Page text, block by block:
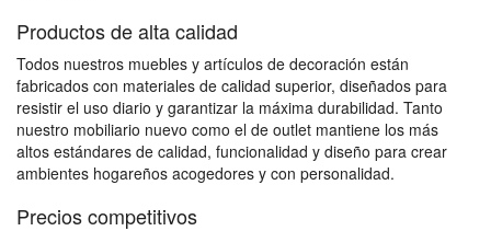
Productos de alta calidad
Todos nuestros muebles y artículos de decoración están
fabricados con materiales de calidad superior, diseñados para
resistir el uso diario y garantizar la máxima durabilidad. Tanto
nuestro mobiliario nuevo como el de outlet mantiene los más
altos estándares de calidad, funcionalidad y diseño para crear
ambientes hogareños acogedores y con personalidad.
Precios competitivos